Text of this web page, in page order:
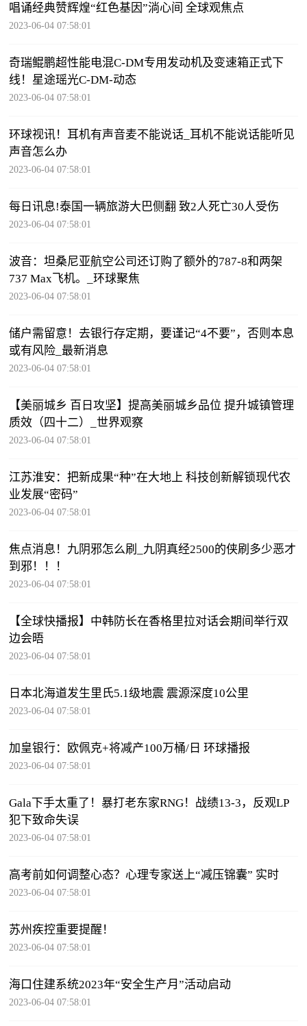
唱诵经典赞辉煌“红色基因”淌心间 全球观焦点
2023-06-04 07:58:01
奇瑞鲲鹏超性能电混C-DM专用发动机及变速箱正式下
线！星途瑶光C-DM-动态
2023-06-04 07:58:01
环球视讯！耳机有声音麦不能说话_耳机不能说话能听见
声音怎么办
2023-06-04 07:58:01
每日讯息!泰国一辆旅游大巴侧翻 致2人死亡30人受伤
2023-06-04 07:58:01
波音：坦桑尼亚航空公司还订购了额外的787-8和两架
737 Max飞机。_环球聚焦
2023-06-04 07:58:01
储户需留意！去银行存定期，要谨记“4不要”，否则本息
或有风险_最新消息
2023-06-04 07:58:01
【美丽城乡 百日攻坚】提高美丽城乡品位 提升城镇管理
质效（四十二）_世界观察
2023-06-04 07:58:01
江苏淮安：把新成果“种”在大地上 科技创新解锁现代农
业发展“密码”
2023-06-04 07:58:01
焦点消息！九阴邪怎么刷_九阴真经2500的侠刷多少恶才
到邪！！！
2023-06-04 07:58:01
【全球快播报】中韩防长在香格里拉对话会期间举行双
边会晤
2023-06-04 07:58:01
日本北海道发生里氏5.1级地震 震源深度10公里
2023-06-04 07:58:01
加皇银行：欧佩克+将减产100万桶/日 环球播报
2023-06-04 07:58:01
Gala下手太重了！暴打老东家RNG！战绩13-3，反观LP
犯下致命失误
2023-06-04 07:58:01
高考前如何调整心态？心理专家送上“减压锦囊” 实时
2023-06-04 07:58:01
苏州疾控重要提醒！
2023-06-04 07:58:01
海口住建系统2023年“安全生产月”活动启动
2023-06-04 07:58:01